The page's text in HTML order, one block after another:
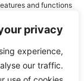
privacy
experience,
our traffic.
and functions.
טרייד אין
רכבים
צור קשר
עמוד פרטיות